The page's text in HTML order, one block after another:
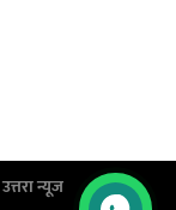
उत्तरा न्यूज